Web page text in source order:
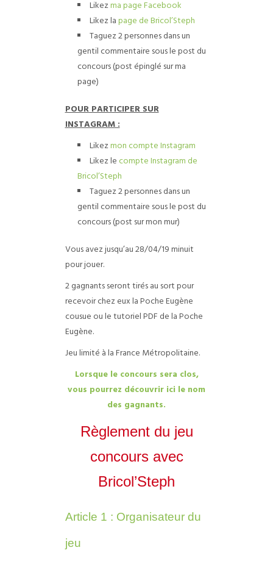
Likezma page Facebook
Likez lapage de Bricol’Steph
Taguez 2 personnes dans un
gentil commentaire sous le post du
concours (post épinglé sur ma
page)
POUR PARTICIPER SUR
INSTAGRAM :
Likezmon compte Instagram
Likez le compte Instagram de
Bricol’Steph
Taguez 2 personnes dans un
gentil commentaire sous le post du
concours (post sur mon mur)
Vous avez jusqu’au 28/04/19 minuit
pour jouer.
2 gagnants seront tirés au sort pour
recevoir chez eux la Poche Eugène
cousue ou le tutoriel PDF de la Poche
Eugène.
Jeu limité à la France Métropolitaine.
Lorsque le concours sera clos,
vous pourrez découvrir ici le nom
des gagnants.
Règlement du jeu
concours avec
Bricol’Steph
Article 1 : Organisateur du
jeu